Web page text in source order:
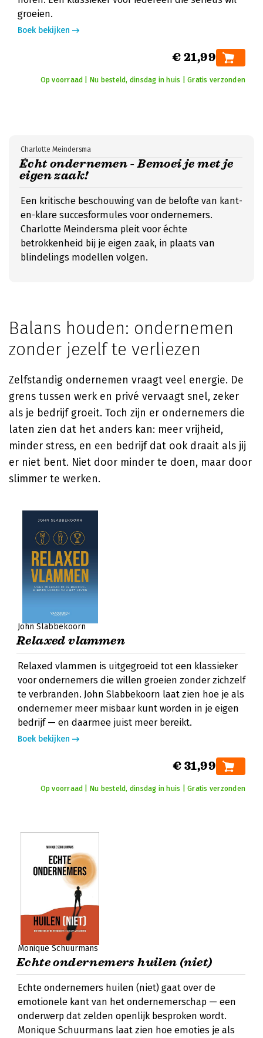
groeien.
Boek bekijken
€ 21,99
Op voorraad | Nu besteld, dinsdag in huis | Gratis verzonden
Écht ondernemen - Bemoei je met je
eigen zaak!
Charlotte Meindersma
Een kritische beschouwing van de belofte van kant-
en-klare succesformules voor ondernemers.
Charlotte Meindersma pleit voor échte
betrokkenheid bij je eigen zaak, in plaats van
blindelings modellen volgen.
Balans houden: ondernemen
zonder jezelf te verliezen
Zelfstandig ondernemen vraagt veel energie. De
grens tussen werk en privé vervaagt snel, zeker
als je bedrijf groeit. Toch zijn er ondernemers die
laten zien dat het anders kan: meer vrijheid,
minder stress, en een bedrijf dat ook draait als jij
er niet bent. Niet door minder te doen, maar door
slimmer te werken.
John Slabbekoorn
Relaxed vlammen
Relaxed vlammen is uitgegroeid tot een klassieker
voor ondernemers die willen groeien zonder zichzelf
te verbranden. John Slabbekoorn laat zien hoe je als
ondernemer meer misbaar kunt worden in je eigen
bedrijf — en daarmee juist meer bereikt.
Boek bekijken
€ 31,99
Op voorraad | Nu besteld, dinsdag in huis | Gratis verzonden
Monique Schuurmans
Echte ondernemers huilen (niet)
Echte ondernemers huilen (niet) gaat over de
emotionele kant van het ondernemerschap — een
onderwerp dat zelden openlijk besproken wordt.
Monique Schuurmans laat zien hoe emoties je als